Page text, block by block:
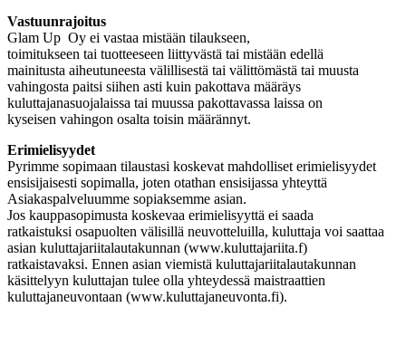
Vastuunrajoitus
Glam Up Oy ei vastaa mistään tilaukseen,
toimitukseen tai tuotteeseen liittyvästä tai mistään edellä
mainitusta aiheutuneesta välillisestä tai välittömästä tai muusta
vahingosta paitsi siihen asti kuin pakottava määräys
kuluttajanasuojalaissa tai muussa pakottavassa laissa on
kyseisen vahingon osalta toisin määrännyt.
Erimielisyydet
Pyrimme sopimaan tilaustasi koskevat mahdolliset erimielisyydet
ensisijaisesti sopimalla, joten otathan ensisijassa yhteyttä
Asiakaspalveluumme sopiaksemme asian.
Jos kauppasopimusta koskevaa erimielisyyttä ei saada
ratkaistuksi osapuolten välisillä neuvotteluilla, kuluttaja voi saattaa
asian kuluttajariitalautakunnan (www.kuluttajariita.f)
ratkaistavaksi. Ennen asian viemistä kuluttajariitalautakunnan
käsittelyyn kuluttajan tulee olla yhteydessä maistraattien
kuluttajaneuvontaan (www.kuluttajaneuvonta.fi).